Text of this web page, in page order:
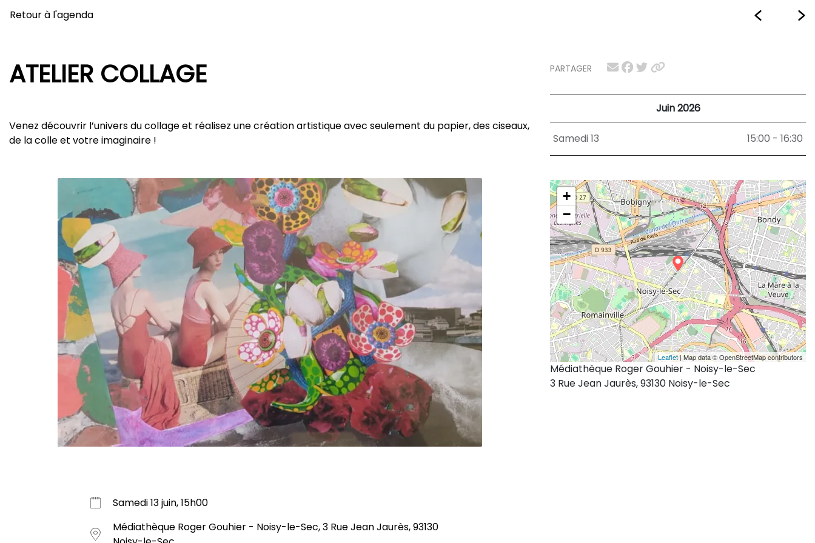
Retour à l'agenda
PARTAGER
Juin 2026
Samedi 13 15:00 - 16:30
+
−
Leaflet| Map data © OpenStreetMap contributors
Médiathèque Roger Gouhier - Noisy-le-Sec
3 Rue Jean Jaurès, 93130 Noisy-le-Sec
ATELIER COLLAGE
Venez découvrir l’univers du collage et réalisez une création artistique avec seulement du papier, des ciseaux,
de la colle et votre imaginaire !
Samedi 13 juin, 15h00
Médiathèque Roger Gouhier - Noisy-le-Sec, 3 Rue Jean Jaurès, 93130